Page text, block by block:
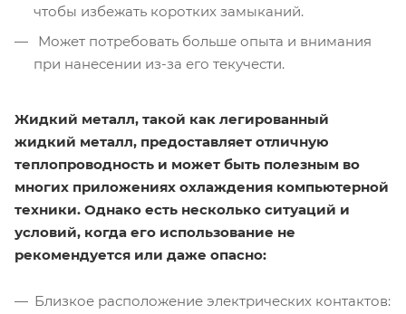
чтобы избежать коротких замыканий.
Может потребовать больше опыта и внимания
при нанесении из-за его текучести.
Жидкий металл, такой как легированный
жидкий металл, предоставляет отличную
теплопроводность и может быть полезным во
многих приложениях охлаждения компьютерной
техники. Однако есть несколько ситуаций и
условий, когда его использование не
рекомендуется или даже опасно:
Близкое расположение электрических контактов: